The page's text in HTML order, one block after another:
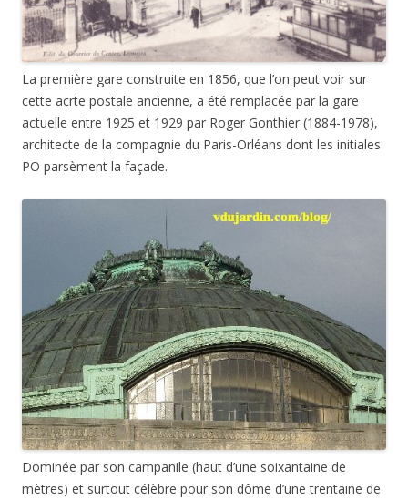
La première gare construite en 1856, que l’on peut voir sur
cette acrte postale ancienne, a été remplacée par la gare
actuelle entre 1925 et 1929 par Roger Gonthier (1884-1978),
architecte de la compagnie du Paris-Orléans dont les initiales
PO parsèment la façade.
Dominée par son campanile (haut d’une soixantaine de
mètres) et surtout célèbre pour son dôme d’une trentaine de